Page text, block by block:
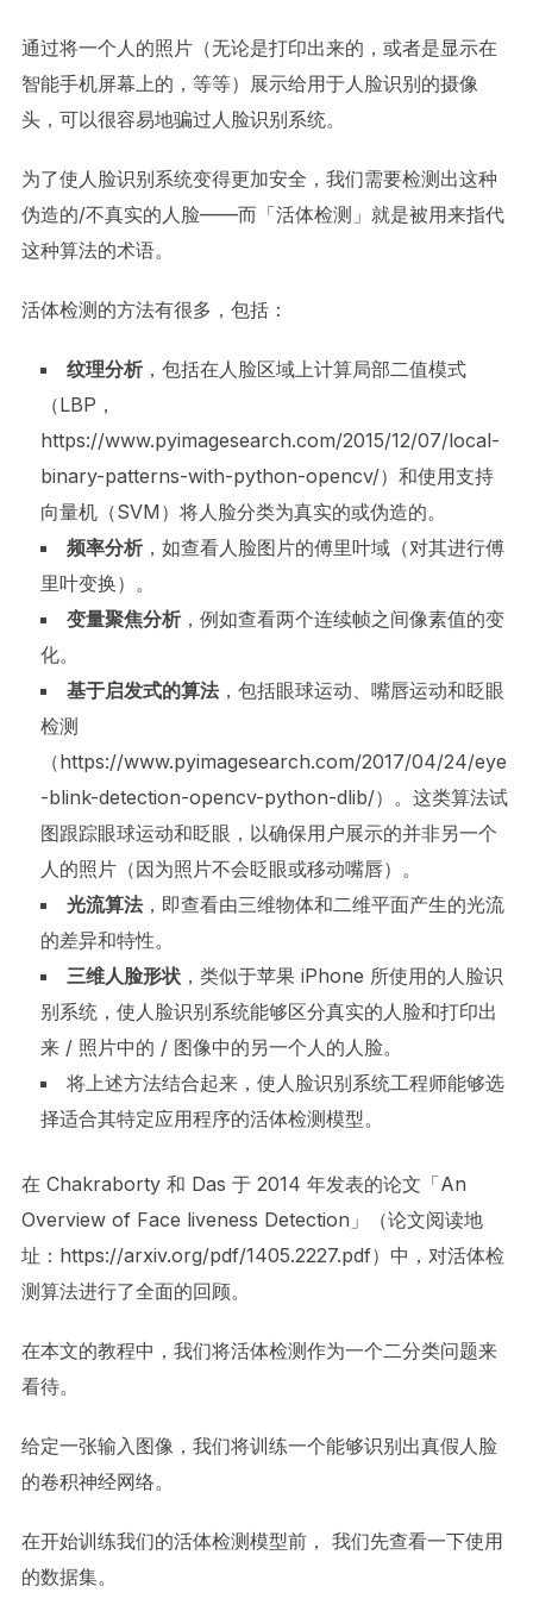
通过将一个人的照片（无论是打印出来的，或者是显示在
智能手机屏幕上的，等等）展示给用于人脸识别的摄像
头，可以很容易地骗过人脸识别系统。
为了使人脸识别系统变得更加安全，我们需要检测出这种
伪造的/不真实的人脸——而「活体检测」就是被用来指代
这种算法的术语。
活体检测的方法有很多，包括：
纹理分析，包括在人脸区域上计算局部二值模式
（LBP，
https://www.pyimagesearch.com/2015/12/07/local-
binary-patterns-with-python-opencv/）和使用支持
向量机（SVM）将人脸分类为真实的或伪造的。
频率分析，如查看人脸图片的傅里叶域（对其进行傅
里叶变换）。
变量聚焦分析，例如查看两个连续帧之间像素值的变
化。
基于启发式的算法，包括眼球运动、嘴唇运动和眨眼
检测
（https://www.pyimagesearch.com/2017/04/24/eye
-blink-detection-opencv-python-dlib/）。这类算法试
图跟踪眼球运动和眨眼，以确保用户展示的并非另一个
人的照片（因为照片不会眨眼或移动嘴唇）。
光流算法，即查看由三维物体和二维平面产生的光流
的差异和特性。
三维人脸形状，类似于苹果 iPhone 所使用的人脸识
别系统，使人脸识别系统能够区分真实的人脸和打印出
来 / 照片中的 / 图像中的另一个人的人脸。
将上述方法结合起来，使人脸识别系统工程师能够选
择适合其特定应用程序的活体检测模型。
在 Chakraborty 和 Das 于 2014 年发表的论文「An
Overview of Face liveness Detection」（论文阅读地
址：https://arxiv.org/pdf/1405.2227.pdf）中，对活体检
测算法进行了全面的回顾。
在本文的教程中，我们将活体检测作为一个二分类问题来
看待。
给定一张输入图像，我们将训练一个能够识别出真假人脸
的卷积神经网络。
在开始训练我们的活体检测模型前， 我们先查看一下使用
的数据集。